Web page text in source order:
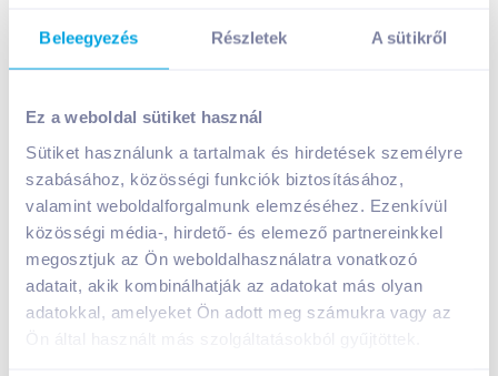
Beleegyezés Részletek A sütikről
Ez a weboldal sütiket használ
Sütiket használunk a tartalmak és hirdetések személyre
szabásához, közösségi funkciók biztosításához,
valamint weboldalforgalmunk elemzéséhez. Ezenkívül
közösségi média-, hirdető- és elemező partnereinkkel
megosztjuk az Ön weboldalhasználatra vonatkozó
adatait, akik kombinálhatják az adatokat más olyan
adatokkal, amelyeket Ön adott meg számukra vagy az
Ön által használt más szolgáltatásokból gyűjtöttek.
FRoSTA fagyasztott tőkehalfilé szeletek
fűszernövényes panírban 250 g
Nettó eladási ár: 1 417Ft /db(27% áfa)
Kosárba
1 karton = 10 db
+1 karton a kosárba